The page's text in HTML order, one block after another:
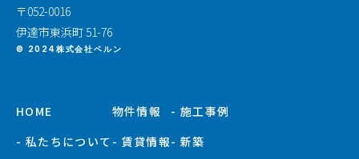
〒052-0016
伊達市東浜町 51-76
© 2024株式会社ベルン
HOME
- 私たちについて
物件情報
- 賃貸情報
- 施工事例
- 新築